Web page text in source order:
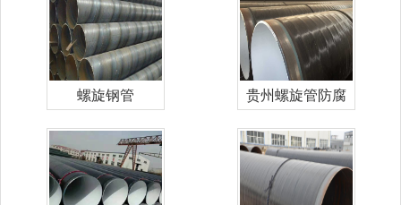
螺旋钢管 贵州螺旋管防腐